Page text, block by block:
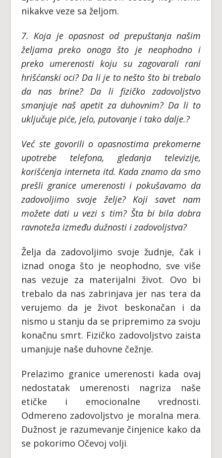
nikakve veze sa željom.
7. Koja je opasnost od prepuštanja našim
željama preko onoga što je neophodno i
preko umerenosti koju su zagovarali rani
hrišćanski oci? Da li je to nešto što bi trebalo
da nas brine? Da li fizičko zadovoljstvo
smanjuje naš apetit za duhovnim? Da li to
uključuje piće, jelo, putovanje i tako dalje.?
Već ste govorili o opasnostima prekomerne
upotrebe telefona, gledanja televizije,
korišćenja interneta itd. Kada znamo da smo
prešli granice umerenosti i pokušavamo da
zadovoljimo svoje želje? Koji savet nam
možete dati u vezi s tim? Šta bi bila dobra
ravnoteža između dužnosti i zadovoljstva?
Želja da zadovoljimo svoje žudnje, čak i
iznad onoga što je neophodno, sve više
nas vezuje za materijalni život. Ovo bi
trebalo da nas zabrinjava jer nas tera da
verujemo da je život beskonačan i da
nismo u stanju da se pripremimo za svoju
konačnu smrt. Fizičko zadovoljstvo zaista
umanjuje naše duhovne čežnje.
Prelazimo granice umerenosti kada ovaj
nedostatak umerenosti nagriza naše
etičke i emocionalne vrednosti.
Odmereno zadovoljstvo je moralna mera.
Dužnost je razumevanje činjenice kako da
se pokorimo Očevoj volji.